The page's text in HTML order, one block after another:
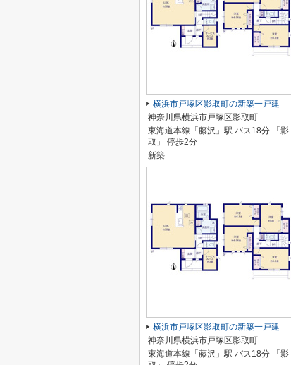
横浜市戸塚区影取町の新築一戸建
神奈川県横浜市戸塚区影取町
東海道本線「藤沢」駅 バス18分 「影
取」 停歩2分
新築
横浜市戸塚区影取町の新築一戸建
神奈川県横浜市戸塚区影取町
東海道本線「藤沢」駅 バス18分 「影